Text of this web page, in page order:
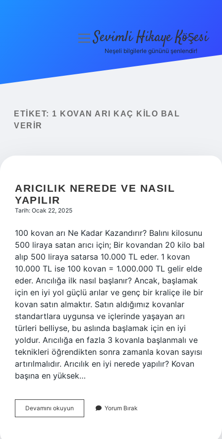
Yasal Uyarı
menüyüSevimli Hikaye Köşesi
Neşeli bilgilerle gününü şenlendir!
ETIKET: 1 KOVAN ARI KAÇ KILO BAL
VERIR
ARICILIK NEREDE VE NASIL
YAPILIR
Tarih: Ocak 22, 2025
100 kovan arı Ne Kadar Kazandırır? Balını kilosunu
500 liraya satan arıcı için; Bir kovandan 20 kilo bal
alıp 500 liraya satarsa ​​10.000 TL eder. 1 kovan
10.000 TL ise 100 kovan = 1.000.000 TL gelir elde
eder. Arıcılığa ilk nasıl başlanır? Ancak, başlamak
için en iyi yol güçlü arılar ve genç bir kraliçe ile bir
kovan satın almaktır. Satın aldığımız kovanlar
standartlara uygunsa ve içlerinde yaşayan arı
türleri belliyse, bu aslında başlamak için en iyi
yoldur. Arıcılığa en fazla 3 kovanla başlanmalı ve
teknikleri öğrendikten sonra zamanla kovan sayısı
artırılmalıdır. Arıcılık en iyi nerede yapılır? Kovan
başına en yüksek…
Devamını okuyun
Nerede
Yorum Bırak